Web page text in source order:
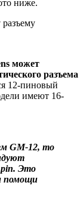
ниже.
может
разъема
12-пиновый
имеют 16-
GM-12, то
pin. Это
помощи